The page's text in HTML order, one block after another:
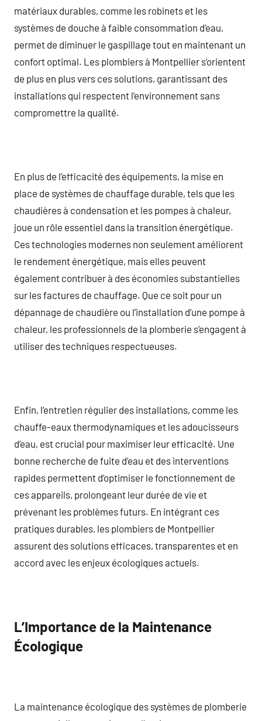
matériaux durables, comme les robinets et les
systèmes de douche à faible consommation d’eau,
permet de diminuer le gaspillage tout en maintenant un
confort optimal. Les plombiers à Montpellier s’orientent
de plus en plus vers ces solutions, garantissant des
installations qui respectent l’environnement sans
compromettre la qualité.
En plus de l’efficacité des équipements, la mise en
place de systèmes de chauffage durable, tels que les
chaudières à condensation et les pompes à chaleur,
joue un rôle essentiel dans la transition énergétique.
Ces technologies modernes non seulement améliorent
le rendement énergétique, mais elles peuvent
également contribuer à des économies substantielles
sur les factures de chauffage. Que ce soit pour un
dépannage de chaudière ou l’installation d’une pompe à
chaleur, les professionnels de la plomberie s’engagent à
utiliser des techniques respectueuses.
Enfin, l’entretien régulier des installations, comme les
chauffe-eaux thermodynamiques et les adoucisseurs
d’eau, est crucial pour maximiser leur efficacité. Une
bonne recherche de fuite d’eau et des interventions
rapides permettent d’optimiser le fonctionnement de
ces appareils, prolongeant leur durée de vie et
prévenant les problèmes futurs. En intégrant ces
pratiques durables, les plombiers de Montpellier
assurent des solutions efficaces, transparentes et en
accord avec les enjeux écologiques actuels.
L’Importance de la Maintenance
Écologique
La maintenance écologique des systèmes de plomberie